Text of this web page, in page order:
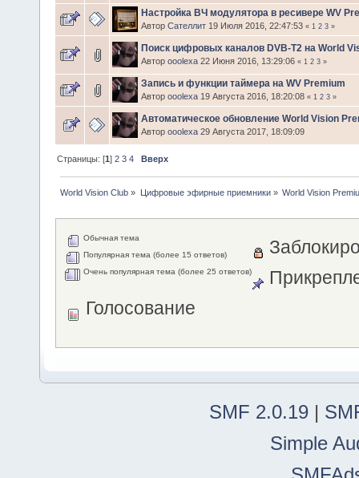
Настройка ВЧ модулятора в ресивере WV
Автор Сателлит 19 Июля 2016, 22:47:53 « 1 2 3 »
Поиск цифровых каналов DVB-T2 на World
Автор ooolexa 22 Июня 2016, 13:29:06 « 1 2 3 »
Запись и функции таймера на WV Premium
Автор ooolexa 19 Августа 2016, 18:20:08 « 1 2 3 »
Автоматическое обновление World Vision
Автор ooolexa 29 Августа 2017, 18:09:09
Страницы: [1]2 3 4 Вверх
World Vision Club » Цифровые эфирные приемники» World Vision
Обычная тема
Популярная тема (более 15 ответов)
Очень популярная тема (более 25 ответов)
Голосование
SMF 2.0.19 |
Simple